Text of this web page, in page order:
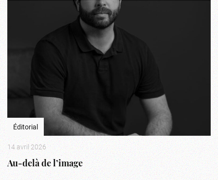
Éditorial
14 avril 2026
Au-delà de l’image